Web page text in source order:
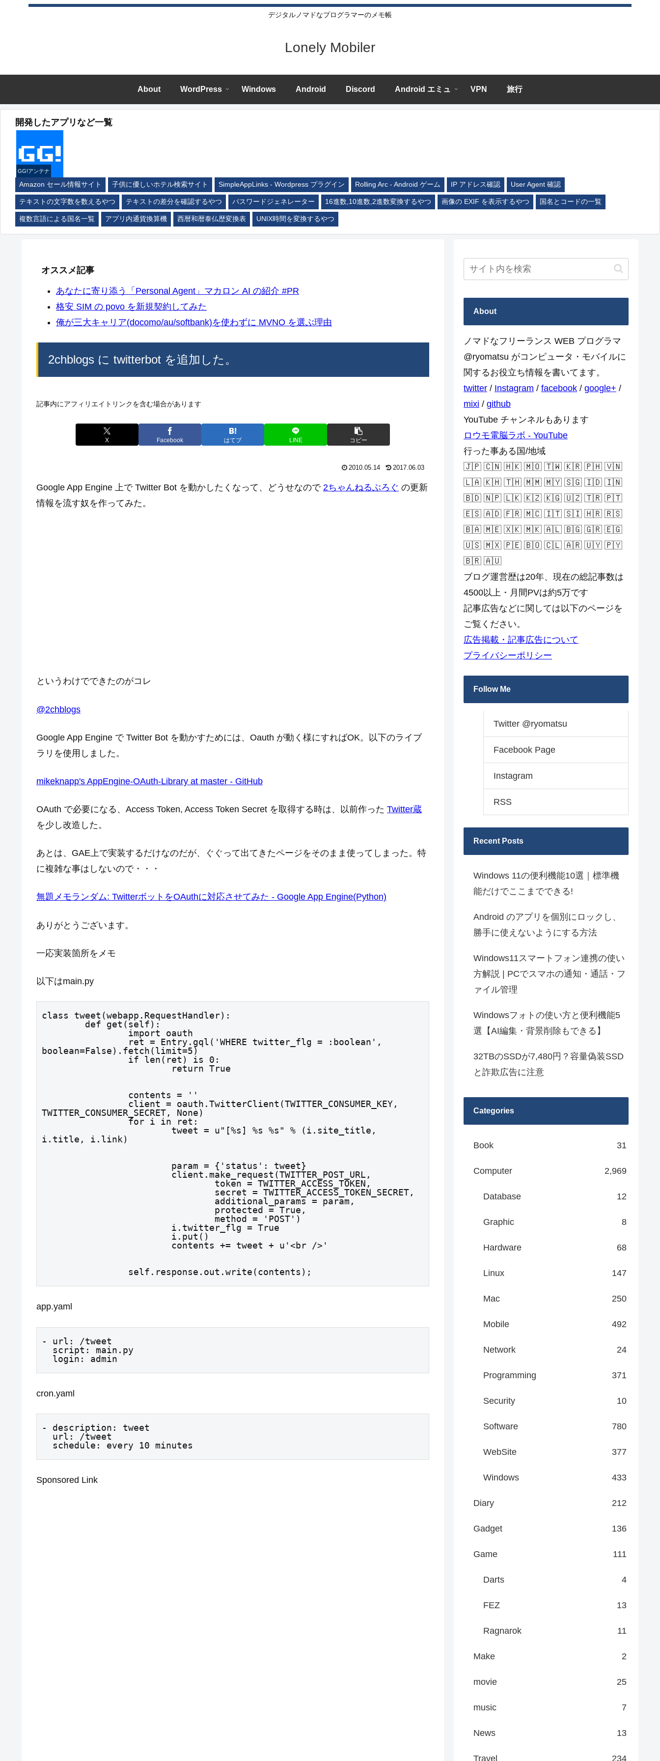
デジタルノマドなプログラマーのメモ帳
Lonely Mobiler
About WordPress Windows Android Discord Android エミュ VPN 旅行
開発したアプリなど一覧
GG!アンテナ
Amazon セール情報サイト 子供に優しいホテル検索サイト SimpleAppLinks - Wordpress プラグイン Rolling Arc - Android ゲーム IP アドレス確認 User Agent 確認
テキストの文字数を数えるやつ テキストの差分を確認するやつ パスワードジェネレーター 16進数,10進数,2進数変換するやつ 画像の EXIF を表示するやつ 国名とコードの一覧
複数言語による国名一覧 アプリ内通貨換算機 西暦和暦泰仏歴変換表 UNIX時間を変換するやつ
オススメ記事
あなたに寄り添う「Personal Agent」マカロン AI の紹介 #PR
格安 SIM の povo を新規契約してみた
俺が三大キャリア(docomo/au/softbank)を使わずに MVNO を選ぶ理由
2chblogs に twitterbot を追加した。
記事内にアフィリエイトリンクを含む場合があります
X Facebook はてブ LINE コピー
2010.05.14 2017.06.03
Google App Engine 上で Twitter Bot を動かしたくなって、どうせなので 2ちゃんねるぶろぐ の更新
情報を流す奴を作ってみた。
というわけでできたのがコレ
@2chblogs
Google App Engine で Twitter Bot を動かすためには、Oauth が動く様にすればOK。以下のライブ
ラリを使用しました。
mikeknapp's AppEngine-OAuth-Library at master - GitHub
OAuth で必要になる、Access Token, Access Token Secret を取得する時は、以前作った Twitter蔵
を少し改造した。
あとは、GAE上で実装するだけなのだが、ぐぐって出てきたページをそのまま使ってしまった。特
に複雑な事はしないので・・・
無題メモランダム: TwitterボットをOAuthに対応させてみた - Google App Engine(Python)
ありがとうございます。
一応実装箇所をメモ
以下はmain.py
class tweet(webapp.RequestHandler):
boolean=False).fetch(limit=5)
			return True
TWITTER_CONSUMER_SECRET, None)
i.title, i.link)
			contents += tweet + u'<br />'
		self.response.out.write(contents);
app.yaml
- url: /tweet
  login: admin
cron.yaml
- description: tweet
  schedule: every 10 minutes
Sponsored Link
About
ノマドなフリーランス WEB プログラマ
@ryomatsu がコンピュータ・モバイルに
関するお役立ち情報を書いてます。
twitter / Instagram / facebook / google+ /
mixi / github
YouTube チャンネルもあります
ロウモ電脳ラボ - YouTube
行った事ある国/地域
🇯🇵 🇨🇳 🇭🇰 🇲🇴 🇹🇼 🇰🇷 🇵🇭 🇻🇳
🇱🇦 🇰🇭 🇹🇭 🇲🇲 🇲🇾 🇸🇬 🇮🇩 🇮🇳
🇧🇩 🇳🇵 🇱🇰 🇰🇿 🇰🇬 🇺🇿 🇹🇷 🇵🇹
🇪🇸 🇦🇩 🇫🇷 🇲🇨 🇮🇹 🇸🇮 🇭🇷 🇷🇸
🇧🇦 🇲🇪 🇽🇰 🇲🇰 🇦🇱 🇧🇬 🇬🇷 🇪🇬
🇺🇸 🇲🇽 🇵🇪 🇧🇴 🇨🇱 🇦🇷 🇺🇾 🇵🇾
🇧🇷 🇦🇺
ブログ運営歴は20年、現在の総記事数は
4500以上・月間PVは約5万です
記事広告などに関しては以下のページを
ご覧ください。
広告掲載・記事広告について
プライバシーポリシー
Follow Me
Twitter @ryomatsu
Facebook Page
Instagram
RSS
Recent Posts
Windows 11の便利機能10選｜標準機
能だけでここまでできる!
Android のアプリを個別にロックし、
勝手に使えないようにする方法
Windows11スマートフォン連携の使い
方解説 | PCでスマホの通知・通話・フ
ァイル管理
Windowsフォトの使い方と便利機能5
選【AI編集・背景削除もできる】
32TBのSSDが7,480円？容量偽装SSD
と詐欺広告に注意
Categories
Book 31
Computer 2,969
Database 12
Graphic 8
Hardware 68
Linux 147
Mac 250
Mobile 492
Network 24
Programming 371
Security 10
Software 780
WebSite 377
Windows 433
Diary 212
Gadget 136
Game 111
Darts 4
FEZ 13
Ragnarok 11
Make 2
movie 25
music 7
News 13
Travel 234